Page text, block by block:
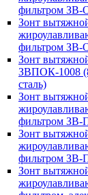
фильтром ЗВ-
Зонт
фильтром ЗВ-
Зонт
ЗВПОК-1008
сталь)
Зонт
фильтром ЗВ-
Зонт
фильтром ЗВ-
Зонт